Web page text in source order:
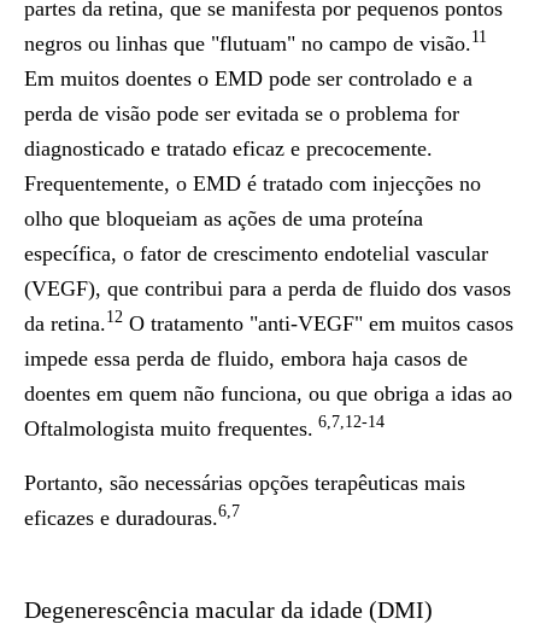
partes da retina, que se manifesta por pequenos pontos
negros ou linhas que "flutuam" no campo de visão.11
Em muitos doentes o EMD pode ser controlado e a
perda de visão pode ser evitada se o problema for
diagnosticado e tratado eficaz e precocemente.
Frequentemente, o EMD é tratado com injecções no
olho que bloqueiam as ações de uma proteína
específica, o fator de crescimento endotelial vascular
(VEGF), que contribui para a perda de fluido dos vasos
da retina.12 O tratamento "anti-VEGF" em muitos casos
impede essa perda de fluido, embora haja casos de
doentes em quem não funciona, ou que obriga a idas ao
Oftalmologista muito frequentes. 6,7,12-14
Portanto, são necessárias opções terapêuticas mais
eficazes e duradouras.6,7
Degenerescência macular da idade (DMI)